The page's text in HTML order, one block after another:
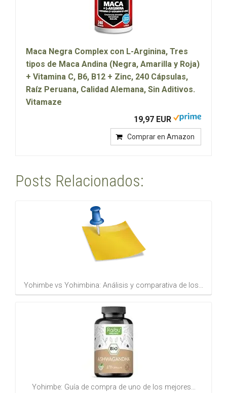
Maca Negra Complex con L-Arginina, Tres
tipos de Maca Andina (Negra, Amarilla y Roja)
+ Vitamina C, B6, B12 + Zinc, 240 Cápsulas,
Raíz Peruana, Calidad Alemana, Sin Aditivos.
Vitamaze
19,97 EUR
Comprar en Amazon
Posts Relacionados:
Yohimbe vs Yohimbina: Análisis y comparativa de los…
Yohimbe: Guía de compra de uno de los mejores…